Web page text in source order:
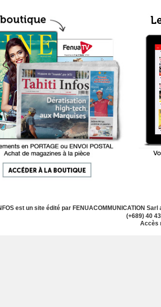
est un site édité par FENUACOMMUNICATION
(+689) 40
Accès